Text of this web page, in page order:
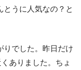
とうに人気なの？と
りでした。昨日だけ
ありました。ちょ